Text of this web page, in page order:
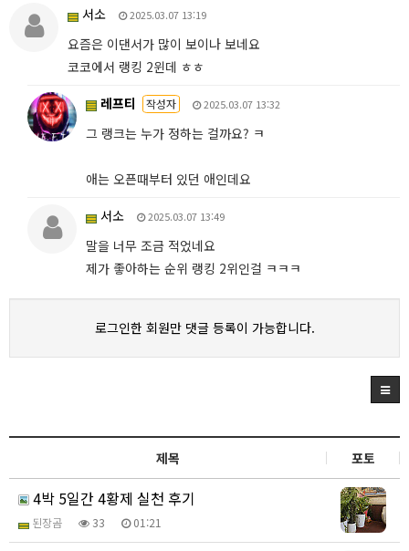
서소
2025.03.07 13:19
요즘은 이댄서가 많이 보이나 보네요
코코에서 랭킹 2윈데 ㅎㅎ
레프티
작성자 2025.03.07 13:32
그 랭크는 누가 정하는 걸까요? ㅋ
애는 오픈때부터 있던 애인데요
서소
2025.03.07 13:49
말을 너무 조금 적었네요
제가 좋아하는 순위 랭킹 2위인걸 ㅋㅋㅋ
로그인한 회원만 댓글 등록이 가능합니다.
제목 포토
4박 5일간 4황제 실천 후기
된장곰 33 01:21